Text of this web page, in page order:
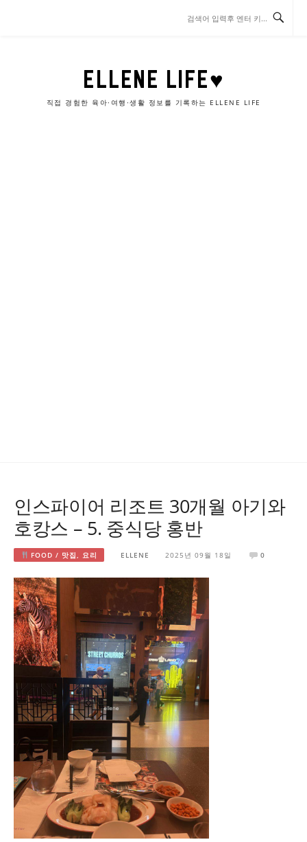
ELLENE LIFE♥
직접 경험한 육아·여행·생활 정보를 기록하는 ELLENE LIFE
인스파이어 리조트 30개월 아기와
호캉스 – 5. 중식당 홍반
FOOD / 맛집, 요리 ELLENE 2025년 09월 18일 0